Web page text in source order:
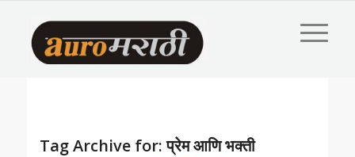
Tag Archive for:प्रेम आणि भक्ती